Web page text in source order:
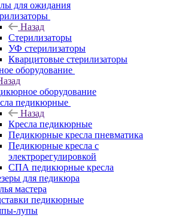
для ожидания
Назад
Стерилизаторы
УФ стерилизаторы
Кварцитовые стерилизаторы
оборудование
оборудование
педикюрные
Назад
Кресла педикюрные
Педикюрные кресла пневматика
Педикюрные кресла с
электрорегулировкой
СПА педикюрные кресла
для педикюра
мастера
педикюрные
лупы